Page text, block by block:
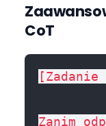
CoT
Zanim